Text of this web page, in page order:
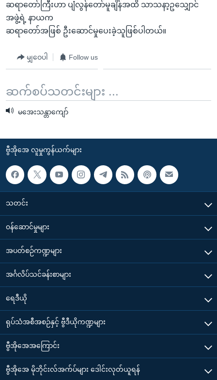
ကြည့်
ကျော်
ဘာသာစကားများ
ဆရာတော်ကြီးဟာ ပျံလွန်တော်မူချိန်အထိ သာသနာ့ဥသျှောင်
အဖွဲ့ရဲ့ နာယက
ဆရာတော်အဖြစ် ဦးဆောင်မှုပေးခဲ့သူဖြစ်ပါတယ်။
မျှဝေပါ Follow us
ဆက်စပ်သတင်းများ ...
မအေးသန္တာကျော်
ဗွီအိုအေ လူမှုကွန်ယက်များ
သတင်း
၀န်ဆောင်မှုများ
အပတ်စဉ်ကဏ္ဍများ
အင်္ဂလိပ်သင်ခန်းစာများ
ရေဒီယို
ရုပ်သံအစီအစဉ်နှင့် ဗွီဒီယိုကဏ္ဍများ
ဗွီအိုအေအကြောင်း
ဗွီအိုအေ မိုဘိုင်းလ်အက်ပ်များ ဒေါင်းလုတ်ယူရန်